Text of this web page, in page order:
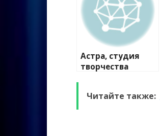
Астра, студия
творчества
Читайте также: